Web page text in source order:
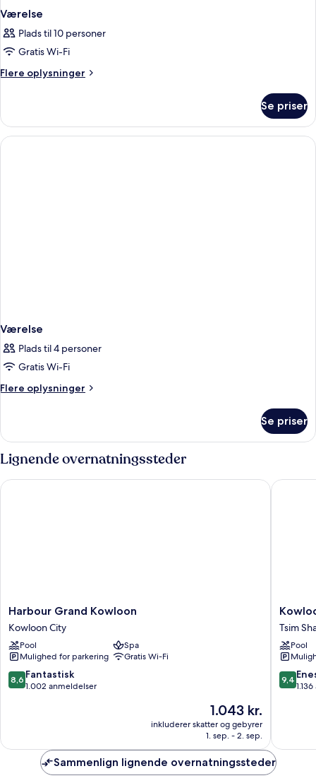
Værelse
Plads til 10 personer
Gratis Wi-Fi
Flere oplysninger
Flere
Se priser
Værelse
Plads til 4 personer
Gratis Wi-Fi
Flere oplysninger
Flere
Se priser
Lignende overnatningssteder
Harbour
Grand
Kowloon
Kowloon
City
Harbour Grand Kowloon
Kowloon City
Pool
Spa
Mulighed for parkering
Gratis Wi-Fi
8.6
ud
anmeldelser
8,6 Fantastisk
1.002 anmeldelser
Prisen
er
1.043 kr.
1.043 kr.
inkluderer skatter og gebyrer
1. sep. - 2. sep.
Harbour Grand Kowloon
Shangri-
La,
Hong
Kong
Tsim
Sha
Tsim
Pool
9.4
ud
9,4
Sammenlign lignende overnatningssteder